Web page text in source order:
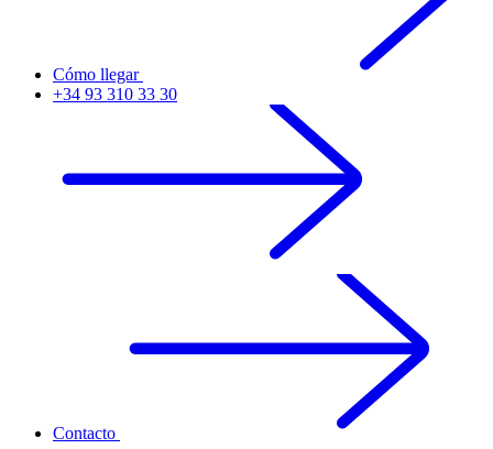
Cómo llegar
+34 93 310 33 30
Contacto